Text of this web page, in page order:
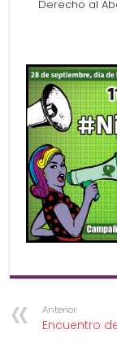
Derecho al
Anterior
Encuentro